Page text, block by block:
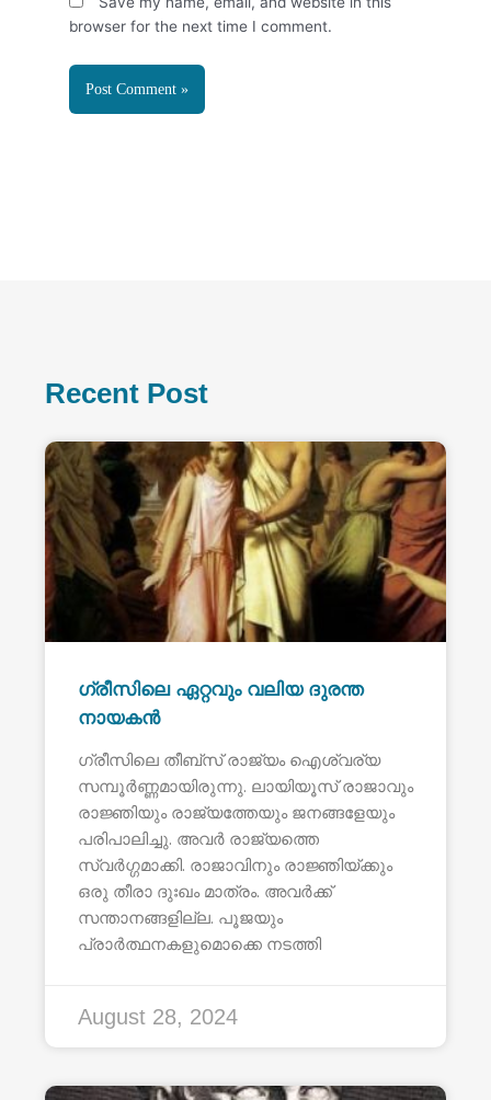
browser for the next time I comment.
Recent Post
ഗ്രീസിലെ ഏറ്റവും വലിയ ദുരന്ത
നായകൻ
ഗ്രീസിലെ തീബ്സ് രാജ്യം ഐശ്വര്യ
സമ്പൂർണ്ണമായിരുന്നു. ലായിയൂസ് രാജാവും
രാജ്ഞിയും രാജ്യത്തേയും ജനങ്ങളേയും
പരിപാലിച്ചു. അവർ രാജ്യത്തെ
സ്വർഗ്ഗമാക്കി. രാജാവിനും രാജ്ഞിയ്ക്കും
ഒരു തീരാ ദുഃഖം മാത്രം. അവർക്ക്
സന്താനങ്ങളില്ല. പൂജയും
പ്രാർത്ഥനകളുമൊക്കെ നടത്തി
August 28, 2024